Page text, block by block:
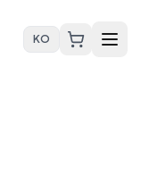
KO